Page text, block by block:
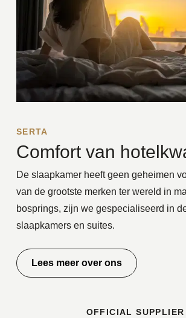
Comfort van
SERTA
De slaapkamer heeft geen geheimen
van de grootste merken ter wereld in
bosprings, zijn we gespecialiseerd in
slaapkamers en suites.
Lees meer over ons
OFFICIAL SUPPLIER